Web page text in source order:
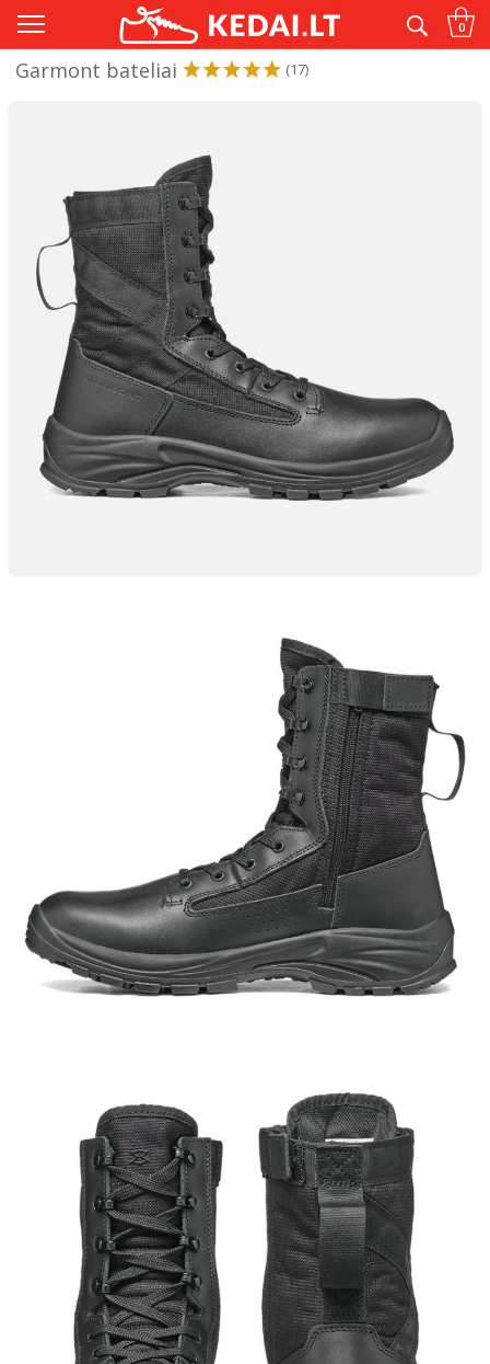
Tik originalūs® ir kokybiški kedai 0
Garmont bateliai (17)